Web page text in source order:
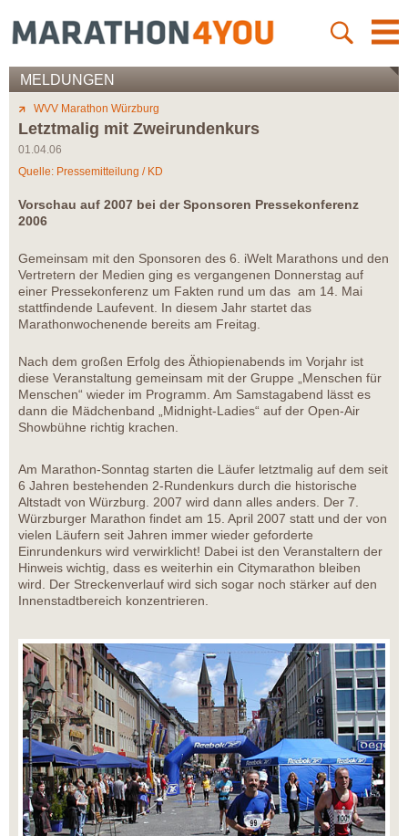
MELDUNGEN
WVV Marathon Würzburg
Letztmalig mit Zweirundenkurs
01.04.06
Quelle: Pressemitteilung / KD
Vorschau auf 2007 bei der Sponsoren Pressekonferenz
2006
Gemeinsam mit den Sponsoren des 6. iWelt Marathons und den
Vertretern der Medien ging es vergangenen Donnerstag auf
einer Pressekonferenz um Fakten rund um das am 14. Mai
stattfindende Laufevent. In diesem Jahr startet das
Marathonwochenende bereits am Freitag.
Nach dem großen Erfolg des Äthiopienabends im Vorjahr ist
diese Veranstaltung gemeinsam mit der Gruppe „Menschen für
Menschen“ wieder im Programm. Am Samstagabend lässt es
dann die Mädchenband „Midnight-Ladies“ auf der Open-Air
Showbühne richtig krachen.
Am Marathon-Sonntag starten die Läufer letztmalig auf dem seit
6 Jahren bestehenden 2-Rundenkurs durch die historische
Altstadt von Würzburg. 2007 wird dann alles anders. Der 7.
Würzburger Marathon findet am 15. April 2007 statt und der von
vielen Läufern seit Jahren immer wieder geforderte
Einrundenkurs wird verwirklicht! Dabei ist den Veranstaltern der
Hinweis wichtig, dass es weiterhin ein Citymarathon bleiben
wird. Der Streckenverlauf wird sich sogar noch stärker auf den
Innenstadtbereich konzentrieren.